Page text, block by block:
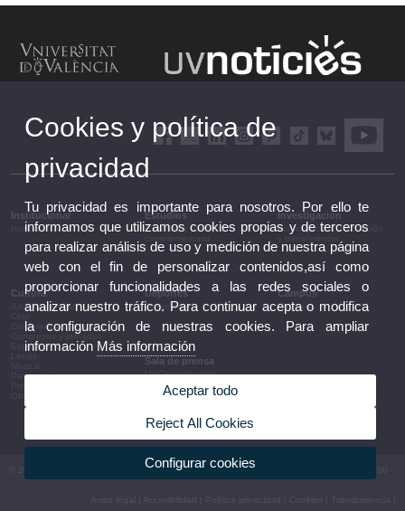
Institucional
Institucional
Estudios
Estudios y formación
Investigación
Investigación, innovación
Cultura
Artes escénicas
Conferencias y debates
Congresos y jornadas
Exposiciones
Patrimonio
Deportes
Deportes
Campus
Campus
Sala de prensa
UVComunicación
Notas de prensa
Agenda de gobierno
Información corporativa
© 2026 UV. - Av. Blasco Ibáñez, 13. 46010 València. Espanya. Tel UV: (+34) 963 86 41 00
Cookies y política de
privacidad
Tu privacidad es importante para nosotros. Por ello te
informamos que utilizamos cookies propias y de terceros
para realizar análisis de uso y medición de nuestra página
web con el fin de personalizar contenidos,así como
proporcionar funcionalidades a las redes sociales o
analizar nuestro tráfico. Para continuar acepta o modifica
la configuración de nuestras cookies. Para ampliar
información Más información
Aceptar todo
Reject All Cookies
Configurar cookies